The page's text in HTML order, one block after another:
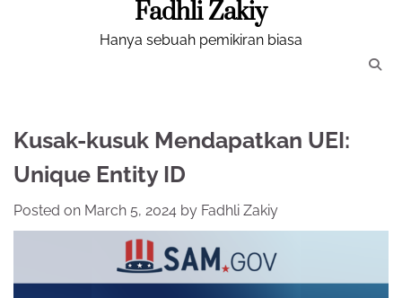
Fadhli Zakiy
Hanya sebuah pemikiran biasa
Kusak-kusuk Mendapatkan UEI:
Unique Entity ID
Posted on March 5, 2024 by Fadhli Zakiy